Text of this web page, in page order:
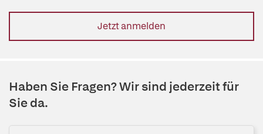
Jetzt anmelden
Haben Sie Fragen? Wir sind jederzeit für
Sie da.